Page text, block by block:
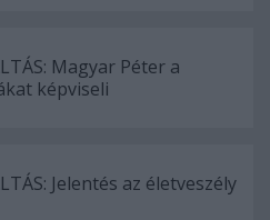
Magyar Péter a
képviseli
Jelentés az életveszély